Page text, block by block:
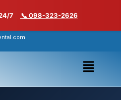
7 📞 098-323-2626
เมนู